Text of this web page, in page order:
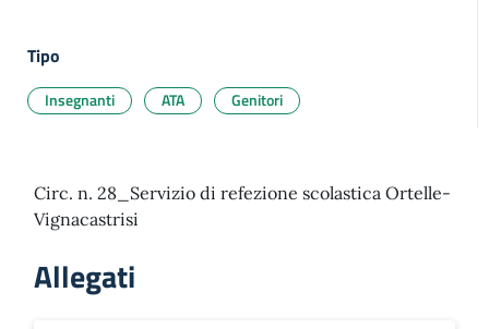
Tipo
Insegnanti ATA Genitori
Circ. n. 28_Servizio di refezione scolastica Ortelle-
Vignacastrisi
Allegati